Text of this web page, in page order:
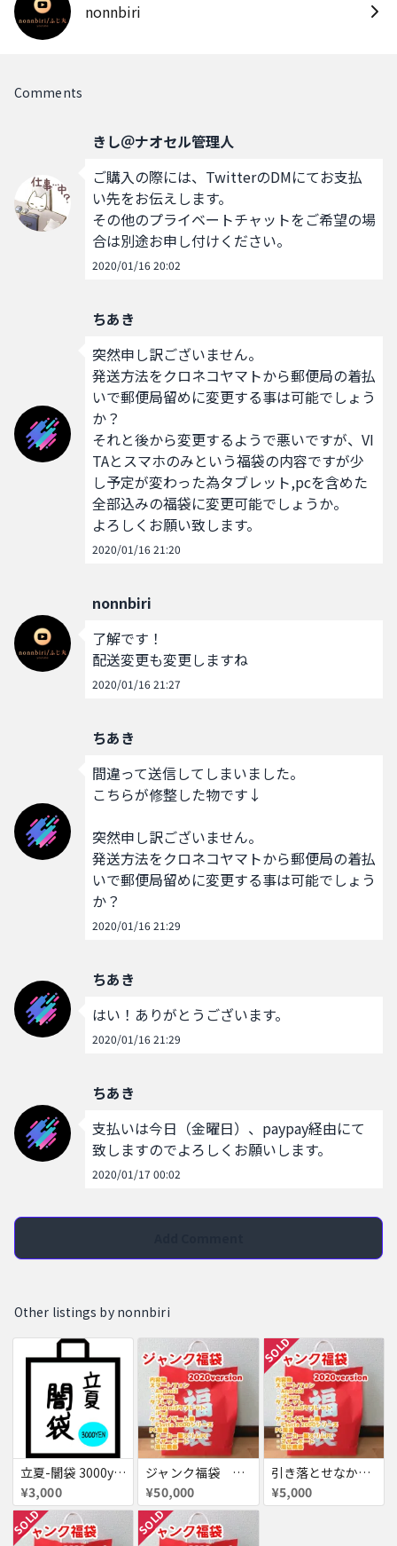
nonnbiri
Comments
きし＠ナオセル管理人
ご購入の際には、TwitterのDMにてお支払
い先をお伝えします。
その他のプライベートチャットをご希望の場
合は別途お申し付けください。
2020/01/16 20:02
ちあき
突然申し訳ございません。
発送方法をクロネコヤマトから郵便局の着払
いで郵便局留めに変更する事は可能でしょう
か？
それと後から変更するようで悪いですが、VI
TAとスマホのみという福袋の内容ですが少
し予定が変わった為タブレット,pcを含めた
全部込みの福袋に変更可能でしょうか。
よろしくお願い致します。
2020/01/16 21:20
nonnbiri
了解です！
配送変更も変更しますね
2020/01/16 21:27
ちあき
間違って送信してしまいました。
こちらが修整した物です↓
突然申し訳ございません。
発送方法をクロネコヤマトから郵便局の着払
いで郵便局留めに変更する事は可能でしょう
か？
2020/01/16 21:29
ちあき
はい！ありがとうございます。
2020/01/16 21:29
ちあき
支払いは今日（金曜日）、paypay経由にて
致しますのでよろしくお願いします。
2020/01/17 00:02
Other listings by nonnbiri
立夏-闇袋 3000yen ①
¥3,000
ジャンク福袋 2020version
¥50,000
SOLD
引き落とせなかった代金分
¥5,000
SOLD SOLD